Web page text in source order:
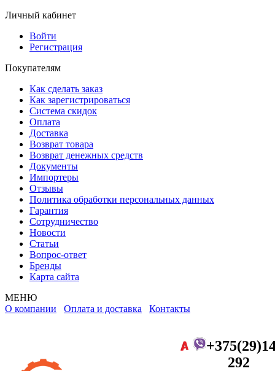
Личный кабинет
Войти
Регистрация
Покупателям
Как сделать заказ
Как зарегистрироваться
Система скидок
Оплата
Доставка
Возврат товара
Возврат денежных средств
Документы
Импортеры
Отзывы
Политика обработки персональных данных
Гарантия
Сотрудничество
Новости
Статьи
Вопрос-ответ
Бренды
Карта сайта
МЕНЮ
О компании Оплата и доставка Контакты
292